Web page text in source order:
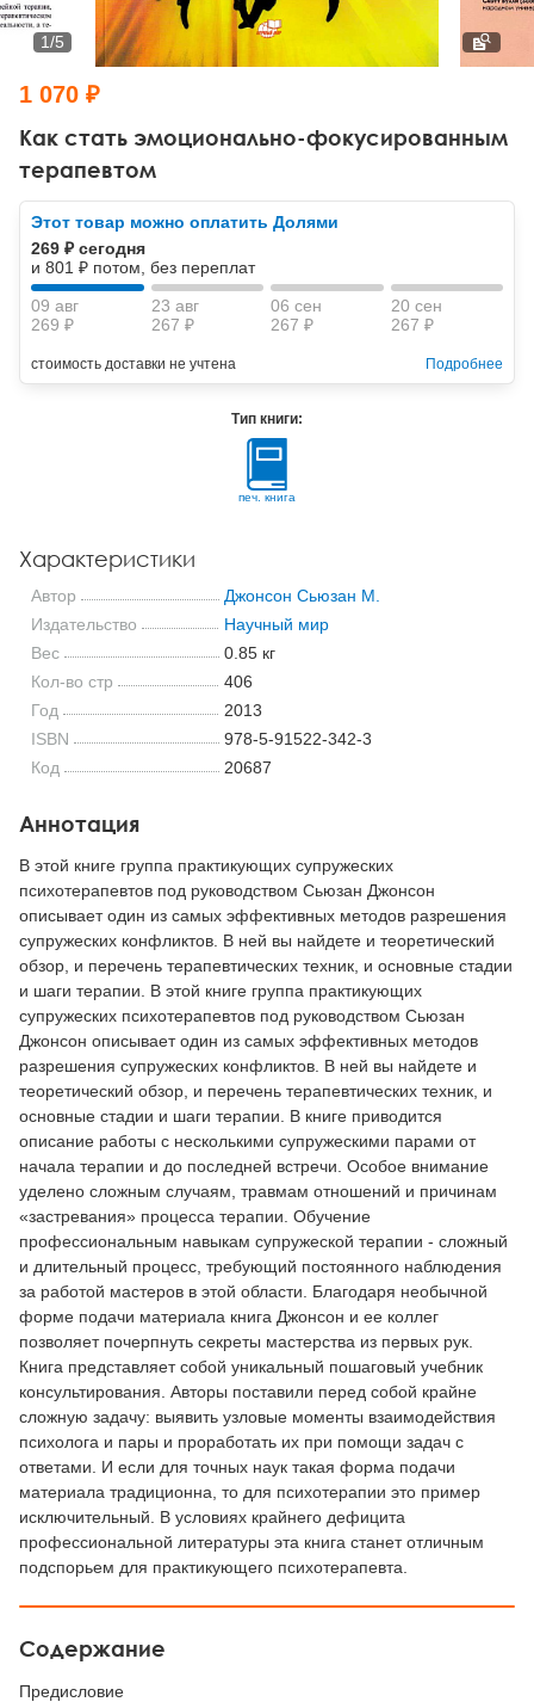
Тревожные расстройства, панические атаки
Психодрама
Другие направления психотерапии
Классический, эриксоновский гипноз и НЛП
НЛП
Психология труда и эргономика
Социальная психология
Социальная и организационная психология
Классический и юнгианский психоанализ
Как стать эмоционально-фокусированным
терапевтом
1/5
1 070 ₽
Этот товар можно оплатить Долями
269 ₽ сегодня
и 801 ₽ потом, без переплат
09 авг
269 ₽
23 авг
267 ₽
06 сен
267 ₽
20 сен
267 ₽
стоимость доставки не учтена Подробнее
Тип книги:
печ. книга
Характеристики
Автор
Джонсон Сьюзан М.
Издательство
Научный мир
Вес
0.85 кг
Кол-во стр
406
Год
2013
ISBN
978-5-91522-342-3
Код
20687
Аннотация
В этой книге группа практикующих супружеских
психотерапевтов под руководством Сьюзан Джонсон
описывает один из самых эффективных методов разрешения
супружеских конфликтов. В ней вы найдете и теоретический
обзор, и перечень терапевтических техник, и основные стадии
и шаги терапии. В этой книге группа практикующих
супружеских психотерапевтов под руководством Сьюзан
Джонсон описывает один из самых эффективных методов
разрешения супружеских конфликтов. В ней вы найдете и
теоретический обзор, и перечень терапевтических техник, и
основные стадии и шаги терапии. В книге приводится
описание работы с несколькими супружескими парами от
начала терапии и до последней встречи. Особое внимание
уделено сложным случаям, травмам отношений и причинам
«застревания» процесса терапии. Обучение
профессиональным навыкам супружеской терапии - сложный
и длительный процесс, требующий постоянного наблюдения
за работой мастеров в этой области. Благодаря необычной
форме подачи материала книга Джонсон и ее коллег
позволяет почерпнуть секреты мастерства из первых рук.
Книга представляет собой уникальный пошаговый учебник
консультирования. Авторы поставили перед собой крайне
сложную задачу: выявить узловые моменты взаимодействия
психолога и пары и проработать их при помощи задач с
ответами. И если для точных наук такая форма подачи
материала традиционна, то для психотерапии это пример
исключительный. В условиях крайнего дефицита
профессиональной литературы эта книга станет отличным
подспорьем для практикующего психотерапевта.
Содержание
Предисловие